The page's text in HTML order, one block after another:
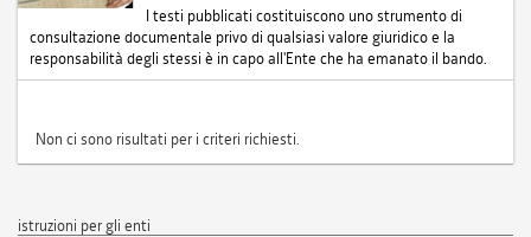
I testi pubblicati costituiscono uno strumento di
consultazione documentale privo di qualsiasi valore giuridico e la
responsabilità degli stessi è in capo all'Ente che ha emanato il bando.
Non ci sono risultati per i criteri richiesti.
istruzioni per gli enti